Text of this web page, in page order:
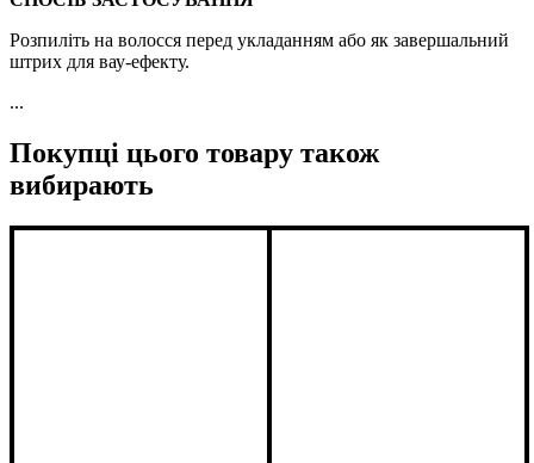
Розпиліть на волосся перед укладанням або як завершальний
штрих для вау-ефекту.
...
Покупці цього товару також
вибирають